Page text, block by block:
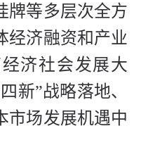
牌等多层次全方
经济融资和产业
济社会发展大
新”战略落地、
市场发展机遇中